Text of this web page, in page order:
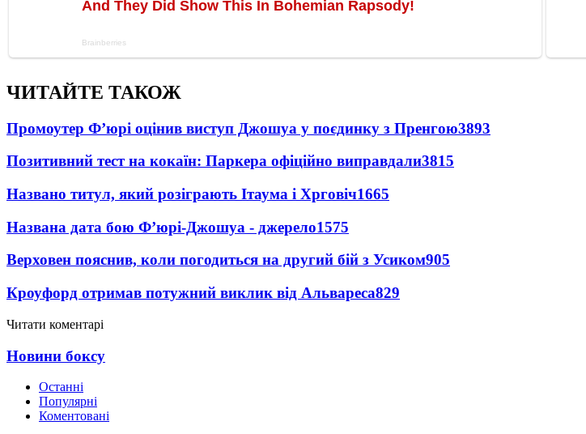
ЧИТАЙТЕ ТАКОЖ
Промоутер Ф’юрі оцінив виступ Джошуа у поєдинку з Пренгою3893
Позитивний тест на кокаїн: Паркера офіційно виправдали3815
Названо титул, який розіграють Ітаума і Хрговіч1665
Названа дата бою Ф’юрі-Джошуа - джерело1575
Верховен пояснив, коли погодиться на другий бій з Усиком905
Кроуфорд отримав потужний виклик від Альвареса829
Читати коментарі
Новини боксу
Останні
Популярні
Коментовані